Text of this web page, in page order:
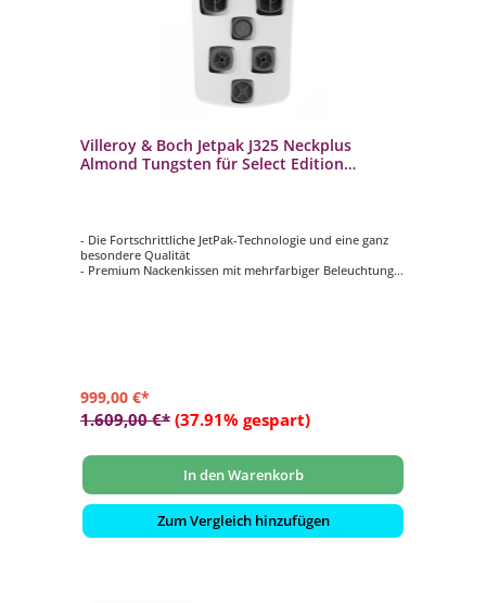
Villeroy & Boch Jetpak J325 Neckplus
Almond Tungsten für Select Edition
- Die Fortschrittliche JetPak-Technologie und eine ganz
besondere Qualität
- Premium Nackenkissen mit mehrfarbiger Beleuchtung
999,00 €*
1.609,00 €* (37.91% gespart)
In den Warenkorb
Zum Vergleich hinzufügen